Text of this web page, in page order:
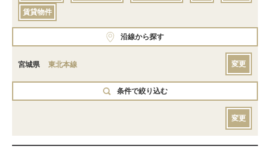
賃貸物件
沿線から探す
宮城県 東北本線 変更
条件で絞り込む
変更